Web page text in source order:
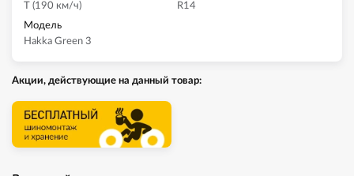
T (190 км/ч)
R14
Модель
Hakka Green 3
Акции, действующие на данный товар: